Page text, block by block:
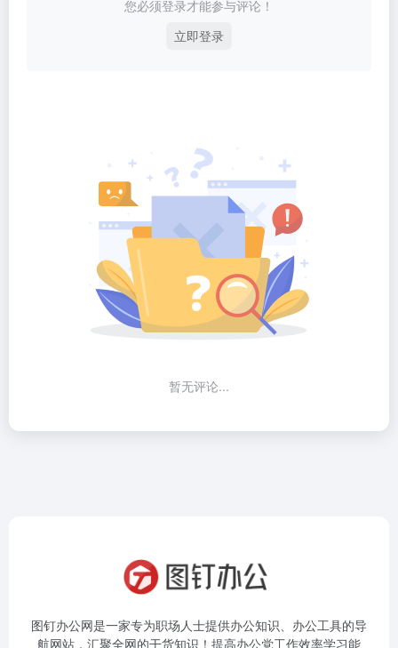
您必须登录才能参与评论！
立即登录
暂无评论...
图钉办公网是一家专为职场人士提供办公知识、办公工具的导
航网站，汇聚全网的干货知识！提高办公党工作效率学习能